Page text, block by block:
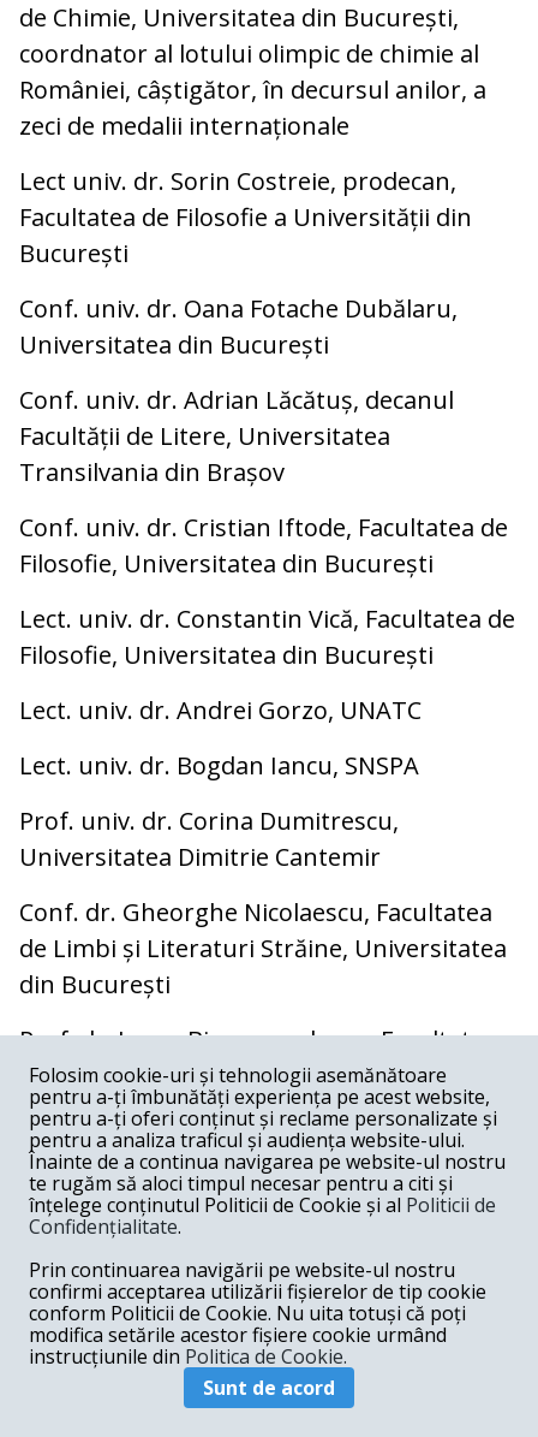
de Chimie, Universitatea din București,
coordnator al lotului olimpic de chimie al
României, câștigător, în decursul anilor, a
zeci de medalii internaționale
Lect univ. dr. Sorin Costreie, prodecan,
Facultatea de Filosofie a Universității din
București
Conf. univ. dr. Oana Fotache Dubălaru,
Universitatea din București
Conf. univ. dr. Adrian Lăcătuș, decanul
Facultății de Litere, Universitatea
Transilvania din Brașov
Conf. univ. dr. Cristian Iftode, Facultatea de
Filosofie, Universitatea din București
Lect. univ. dr. Constantin Vică, Facultatea de
Filosofie, Universitatea din București
Lect. univ. dr. Andrei Gorzo, UNATC
Lect. univ. dr. Bogdan Iancu, SNSPA
Prof. univ. dr. Corina Dumitrescu,
Universitatea Dimitrie Cantemir
Conf. dr. Gheorghe Nicolaescu, Facultatea
de Limbi și Literaturi Străine, Universitatea
din București
Prof. dr. Ioana Bican, prodecan, Facultatea
de Litere, Universitatea Babeș-Bolyai, Cluj-
Napoca
Conf. dr. Dorin Chira, prodecan,
Universitatea Babeș-Bolyai, Cluj-Napoca
Prof. dr. Liana Pop, Scoala doctorală de
studii literare și lingvistice, Universitatea
Babeș-Bolyai, Cluj-Napoca
Prof. dr. Corin Braga, decan, Universitatea
Folosim cookie-uri și tehnologii asemănătoare
pentru a-ți îmbunătăți experiența pe acest website,
pentru a-ți oferi conținut și reclame personalizate și
pentru a analiza traficul și audiența website-ului.
Înainte de a continua navigarea pe website-ul nostru
te rugăm să aloci timpul necesar pentru a citi și
înțelege conținutul Politicii de Cookie și al Politicii de
Confidențialitate.
Prin continuarea navigării pe website-ul nostru
confirmi acceptarea utilizării fișierelor de tip cookie
conform Politicii de Cookie. Nu uita totuși că poți
modifica setările acestor fișiere cookie urmând
instrucțiunile din Politica de Cookie.
Sunt de acord